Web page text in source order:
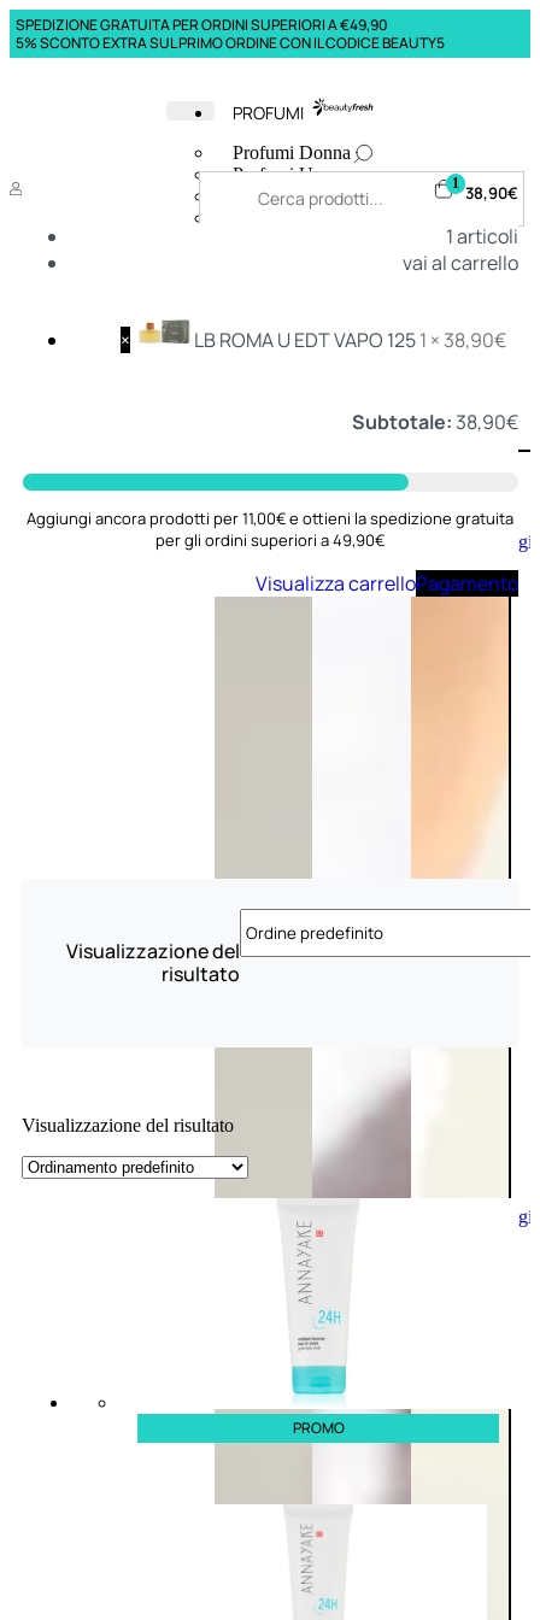
SPEDIZIONE GRATUITA PER ORDINI SUPERIORI A €49,90
5% SCONTO EXTRA SUL PRIMO ORDINE CON IL CODICE BEAUTY5
PROFUMI
Profumi Donna
Profumi Uomo
Deodoranti Donna
Bagnodoccia Uomo Profumi
DonnaUomo
Aggiungi
carrello
Aggiungi
1 38,90€
1articoli
vai al carrello
× LB ROMA U EDT VAPO 1251 × 38,90€
Subtotale: 38,90€
Aggiungi ancora prodotti per 11,00€ e ottieni la spedizione gratuita
per gli ordini superiori a 49,90€
Visualizza carrelloPagamento
Visualizzazione del
risultato
Visualizzazione del risultato
PROMO